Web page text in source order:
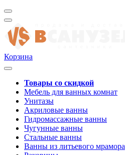
Корзина
Товары со скидкой
Мебель для ванных комнат
Унитазы
Акриловые ванны
Гидромассажные ванны
Чугунные ванны
Стальные ванны
Ванны из литьевого мрамора